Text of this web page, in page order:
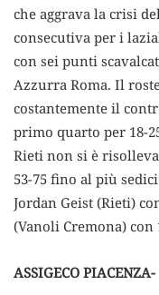
che aggrava la crisi
consecutiva per i
con sei punti
Azzurra Roma. Il
costantemente il
primo quarto per 18-
Rieti non si è
53-75 fino al più
Jordan Geist (Rieti)
(Vanoli Cremona) con
ASSIGECO